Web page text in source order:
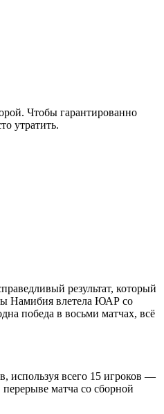
Чтобы гарантированно
утратить.
результат, который
Намибия влетела ЮАР со
победа в восьми матчах, всё
используя всего 15 игроков ―
матча со сборной